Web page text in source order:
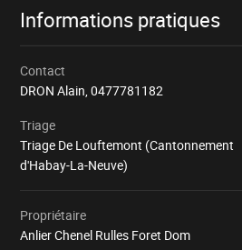
Informations pratiques
Contact
DRON Alain,0477781182
Triage
Triage De Louftemont (Cantonnement
d'Habay-La-Neuve)
Propriétaire
Anlier Chenel Rulles Foret Dom